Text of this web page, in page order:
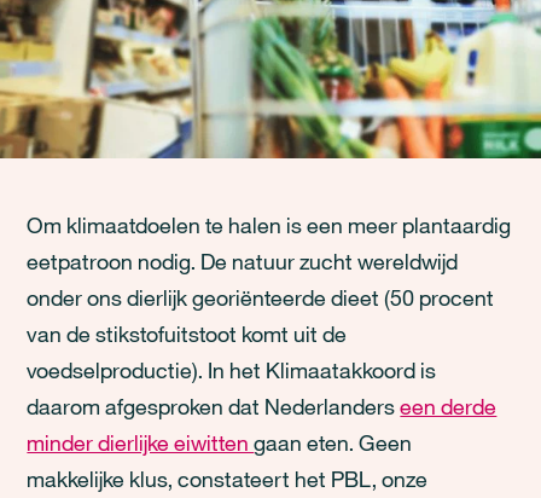
Om klimaatdoelen te halen is een meer plantaardig
eetpatroon nodig. De natuur zucht wereldwijd
onder ons dierlijk georiënteerde dieet (50 procent
van de stikstofuitstoot komt uit de
voedselproductie). In het Klimaatakkoord is
daarom afgesproken dat Nederlanderseen derde
minder dierlijke eiwittengaan eten. Geen
makkelijke klus, constateert het PBL, onze